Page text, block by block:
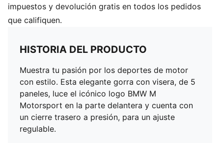
materiales reciclados
DETALLES
Cierre trasero a presión, ajustable
Detalles de la marca PUMA
Detalles de la marca BMW M Motorsport
impuestos y devolución gratis en todos los pedidos
que califiquen.
HISTORIA DEL PRODUCTO
Muestra tu pasión por los deportes de motor
con estilo. Esta elegante gorra con visera, de 5
paneles, luce el icónico logo BMW M
Motorsport en la parte delantera y cuenta con
un cierre trasero a presión, para un ajuste
regulable.